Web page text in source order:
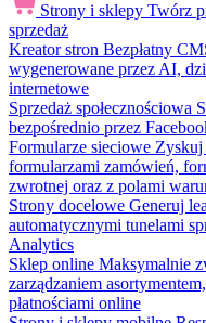
Strony i sklepy Twórz
sprzedaż
Kreator stron Bezpłatny
wygenerowane przez AI,
internetowe
Sprzedaż społecznościowa
bezpośrednio przez
Formularze sieciowe Zyskuj
formularzami zamówień,
zwrotnej oraz z polami
Strony docelowe Generuj
automatycznymi tunelami
Analytics
Sklep online Maksymalnie
zarządzaniem
płatnościami online